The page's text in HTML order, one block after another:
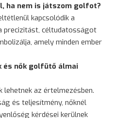
ha nem is játszom golfot?
kapcsolódik a
precizitást, céltudatosságot
amely minden ember
és nők golfütő álmai
az értelmezésben.
és teljesítmény, nőknél
kérdései kerülnek